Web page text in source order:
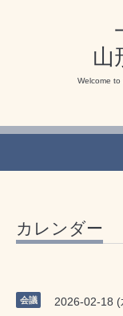
山
Welcome to
カレンダー
会議 2026-02-18